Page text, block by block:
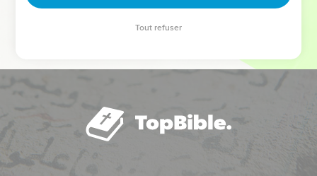
Tout refuser